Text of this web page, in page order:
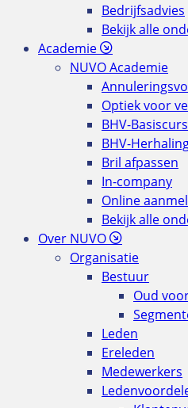
Bedrijfsadvies
Bekijk alle
Academie
NUVO Academie
Optiek voor
BHV-
BHV-
Bril afpassen
In-company
Online
Bekijk alle
Over NUVO
Organisatie
Bestuur
Oud
Leden
Ereleden
Medewerkers